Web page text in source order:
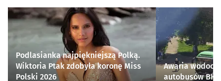
Podlasianka najpiękniejszą Polką.
Wiktoria Ptak zdobyła koronę Miss
Polski 2026
Awaria
autobusów